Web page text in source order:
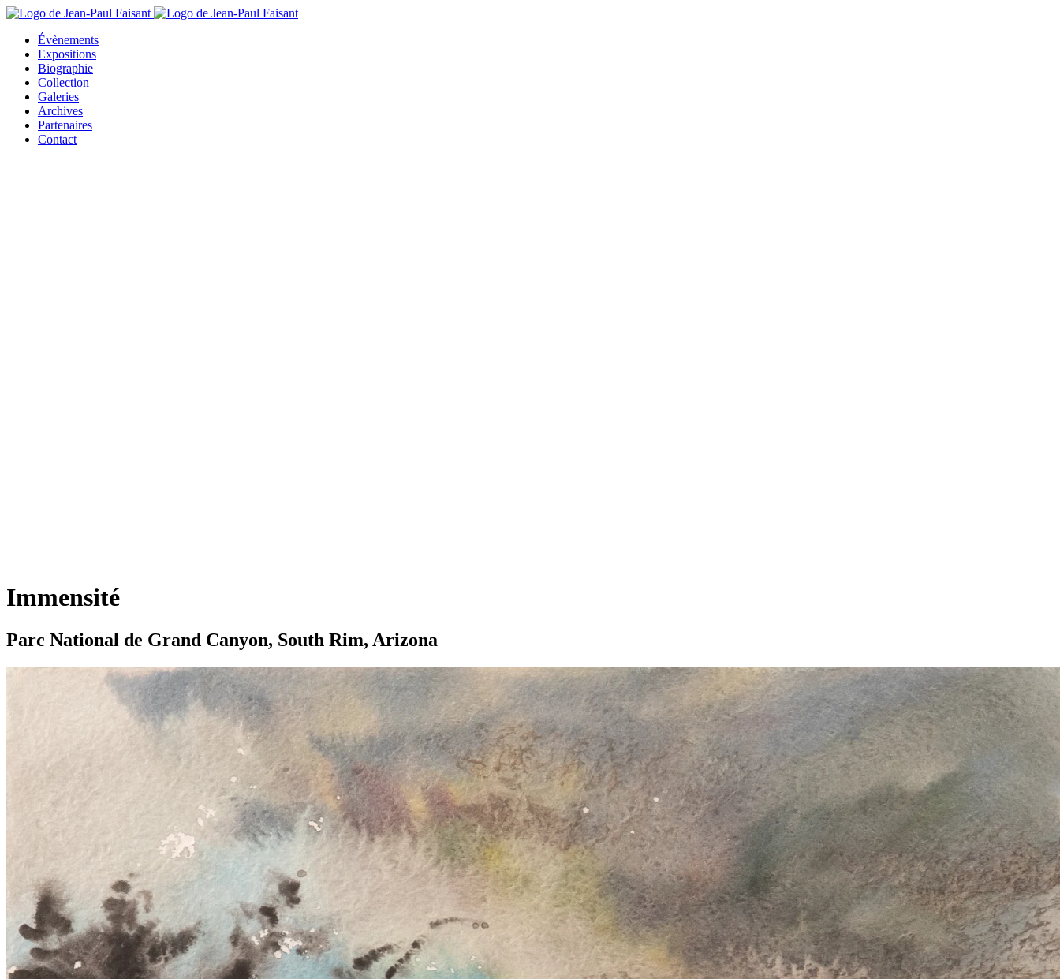
Évènements
Expositions
Biographie
Collection
Galeries
Archives
Partenaires
Contact
Immensité
Parc National de Grand Canyon, South Rim, Arizona